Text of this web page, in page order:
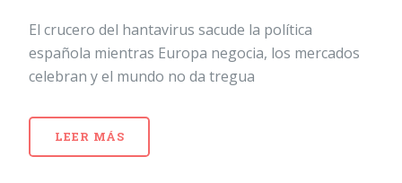
El crucero del hantavirus sacude la política
española mientras Europa negocia, los mercados
celebran y el mundo no da tregua
LEER MÁS